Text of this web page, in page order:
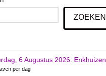
ZOEKEN
6 Augustus 2026: Enkhuizen
per dag